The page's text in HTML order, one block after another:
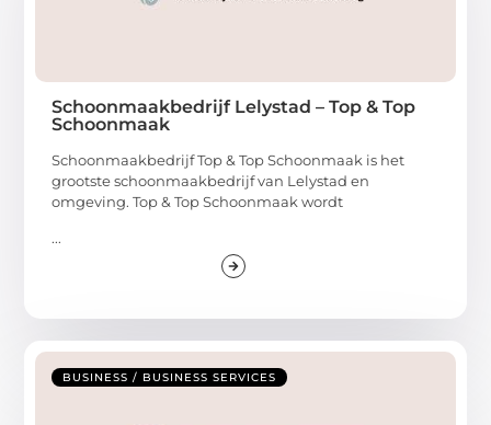
Schoonmaakbedrijf Lelystad – Top & Top
Schoonmaak
Schoonmaakbedrijf Top & Top Schoonmaak is het
grootste schoonmaakbedrijf van Lelystad en
omgeving. Top & Top Schoonmaak wordt
...
BUSINESS / BUSINESS SERVICES